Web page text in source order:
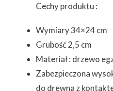
Cechy produktu :
Wymiary 34×24 cm
Grubość 2,5 cm
Materiał : drzewo
Zabezpieczona
do drewna z